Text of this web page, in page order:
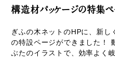
知ってほしい木のコ
構造材パッケージの特集ペ
ぎふの木ネットのHPに、新し
の特設ページができました！
ぶたのイラストで、効率よく